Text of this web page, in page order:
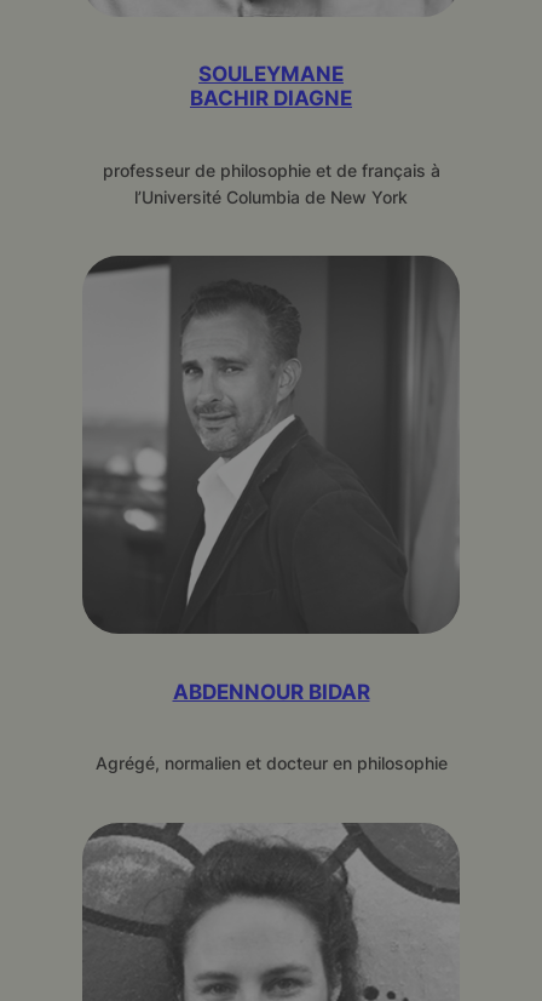
SOULEYMANE
BACHIR DIAGNE
professeur de philosophie et de français à
l’Université Columbia de New York
ABDENNOUR BIDAR
Agrégé, normalien et docteur en philosophie